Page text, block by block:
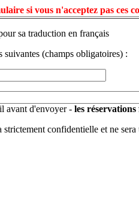
si vous n'acceptez pas ces
sa traduction en français
(champs obligatoires) :
avant d'envoyer - les réservations
strictement confidentielle et ne